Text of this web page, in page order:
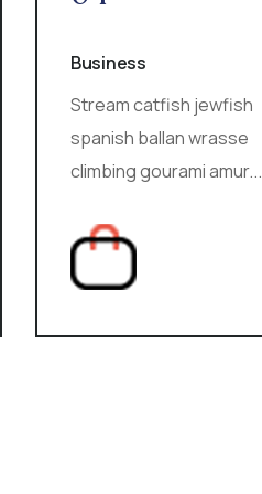
Business
Stream catfish jewfish
spanish ballan wrasse
climbing gourami amur...